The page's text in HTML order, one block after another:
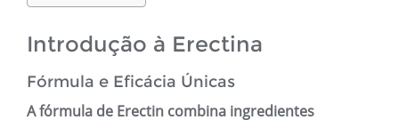
Introdução à Erectina
Fórmula e Eficácia Únicas
A fórmula de Erectin combina ingredientes